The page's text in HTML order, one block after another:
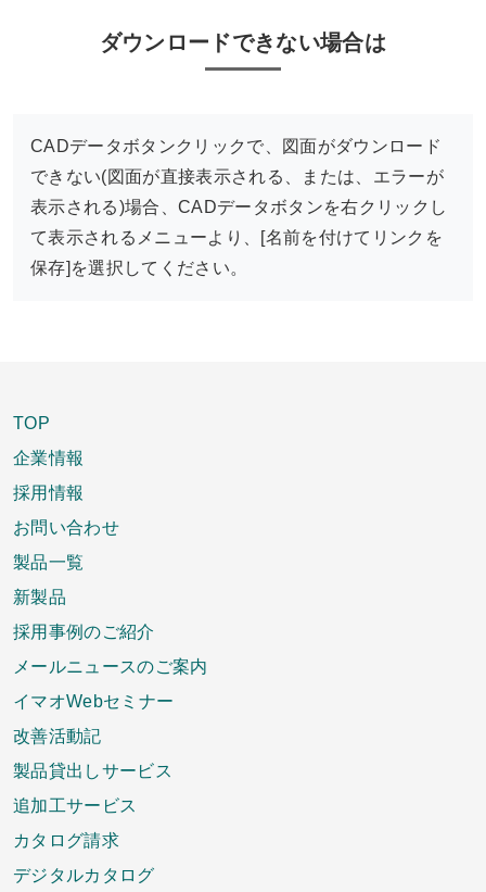
ダウンロードできない場合は
CADデータボタンクリックで、図面がダウンロード
できない(図面が直接表示される、または、エラーが
表示される)場合、CADデータボタンを右クリックし
て表示されるメニューより、[名前を付けてリンクを
保存]を選択してください。
TOP
企業情報
採用情報
お問い合わせ
製品一覧
新製品
採用事例のご紹介
メールニュースのご案内
イマオWebセミナー
改善活動記
製品貸出しサービス
追加工サービス
カタログ請求
デジタルカタログ